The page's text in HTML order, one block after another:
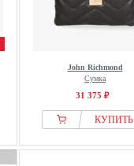
John Richmond
Сумка
31 375 ₽
КУПИТЬ